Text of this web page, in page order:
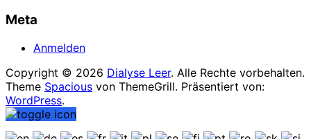
Meta
Anmelden
Copyright © 2026 Dialyse Leer. Alle Rechte vorbehalten.
Theme Spacious von ThemeGrill. Präsentiert von:
WordPress.